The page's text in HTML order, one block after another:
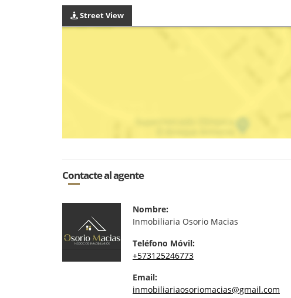
Street View
Contacte al agente
Nombre:
Inmobiliaria Osorio Macias
Teléfono Móvil:
+573125246773
Email:
inmobiliariaosoriomacias@gmail.com